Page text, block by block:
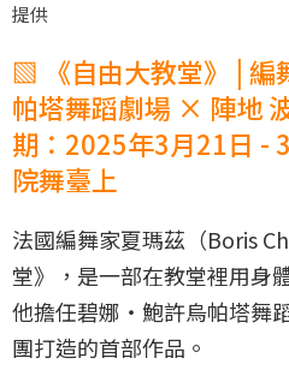
提供
▧ 《自由大教堂》 | 編
帕塔舞蹈劇場 × 陣地
期：2025年3月21日 -
院舞臺上
法國編舞家夏瑪茲（Boris
堂》，是一部在教堂裡用身
他擔任碧娜・鮑許烏帕塔舞
團打造的首部作品。